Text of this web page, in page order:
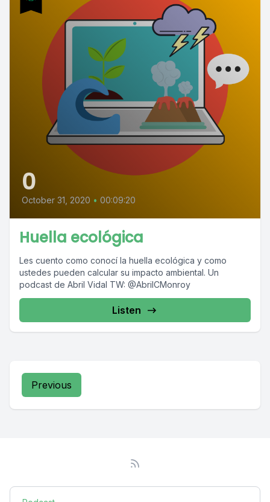
0
October 31, 2020 • 00:09:20
Huella ecológica
Les cuento como conocí la huella ecológica y como
ustedes pueden calcular su impacto ambiental. Un
podcast de Abril Vidal TW: @AbrilCMonroy
Listen
Previous